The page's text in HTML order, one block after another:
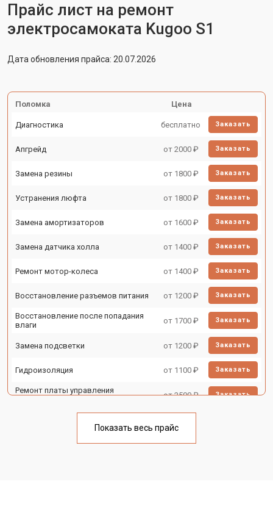
Прайс лист на ремонт
электросамоката Kugoo S1
Дата обновления прайса: 20.07.2026
Поломка Цена
Диагностика бесплатно Заказать
Апгрейд от 2000 ₽ Заказать
Замена резины от 1800 ₽ Заказать
Устранения люфта от 1800 ₽ Заказать
Замена амортизаторов от 1600 ₽ Заказать
Замена датчика холла от 1400 ₽ Заказать
Ремонт мотор-колеса от 1400 ₽ Заказать
Восстановление разъемов питания от 1200 ₽ Заказать
Восстановление после попадания
влаги
от 1700 ₽ Заказать
Замена подсветки от 1200 ₽ Заказать
Гидроизоляция от 1100 ₽ Заказать
Ремонт платы управления
от 2500 ₽ Заказать
Замена аккумулятора от 1000 ₽
Показать весь прайс